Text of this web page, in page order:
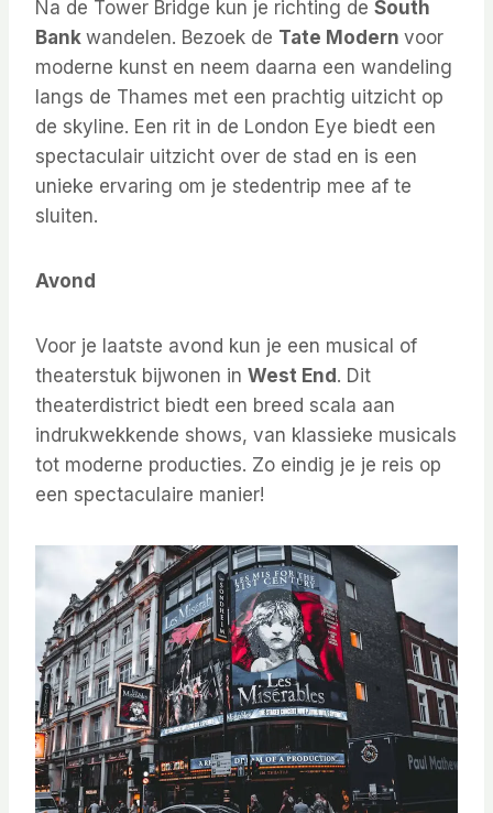
Na de Tower Bridge kun je richting de South
Bank wandelen. Bezoek de Tate Modern voor
moderne kunst en neem daarna een wandeling
langs de Thames met een prachtig uitzicht op
de skyline. Een rit in de London Eye biedt een
spectaculair uitzicht over de stad en is een
unieke ervaring om je stedentrip mee af te
sluiten.
Avond
Voor je laatste avond kun je een musical of
theaterstuk bijwonen in West End . Dit
theaterdistrict biedt een breed scala aan
indrukwekkende shows, van klassieke musicals
tot moderne producties. Zo eindig je je reis op
een spectaculaire manier!